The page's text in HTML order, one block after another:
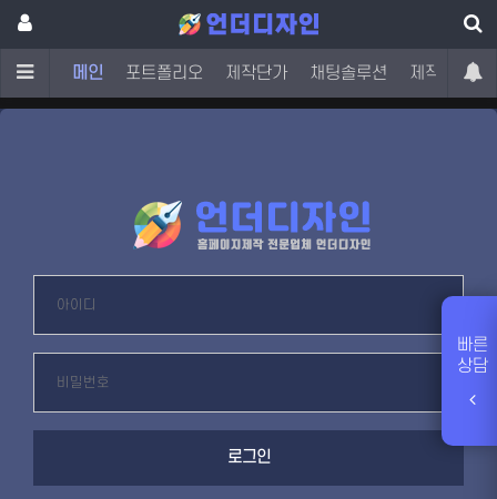
메인 포트폴리오 제작단가 채팅솔루션 제작문의
로그인
빠른
상담